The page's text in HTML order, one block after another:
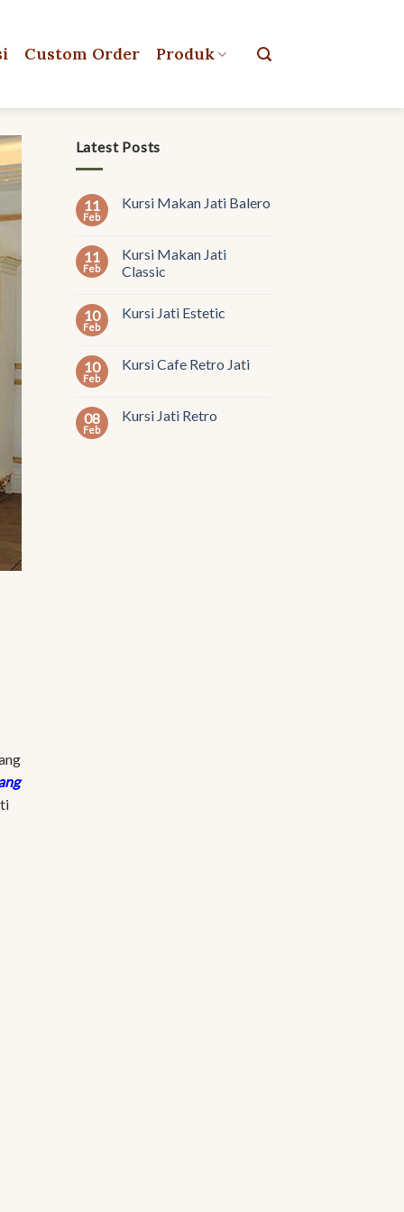
Custom Order Produk
Latest Posts
11
Feb
Kursi Makan Jati Balero
11
Feb
Kursi Makan Jati
Classic
10
Feb
Kursi Jati Estetic
10
Feb
Kursi Cafe Retro Jati
08
Feb
Kursi Jati Retro